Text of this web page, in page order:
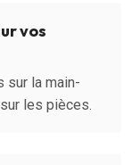
vos
sur la main-
les pièces.